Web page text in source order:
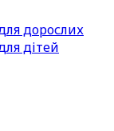
дорослих
дітей